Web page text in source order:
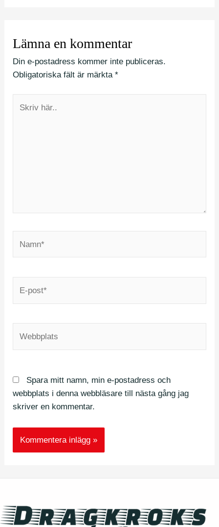
Lämna en kommentar
Din e-postadress kommer inte publiceras.
Obligatoriska fält är märkta*
här..
post*
Spara mitt namn, min e-postadress och
webbplats i denna webbläsare till nästa gång jag
skriver en kommentar.